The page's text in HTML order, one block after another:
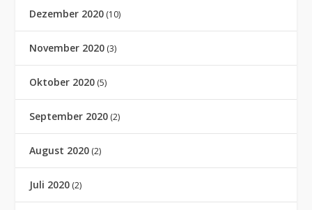
Dezember 2020 (10)
November 2020 (3)
Oktober 2020 (5)
September 2020 (2)
August 2020 (2)
Juli 2020 (2)